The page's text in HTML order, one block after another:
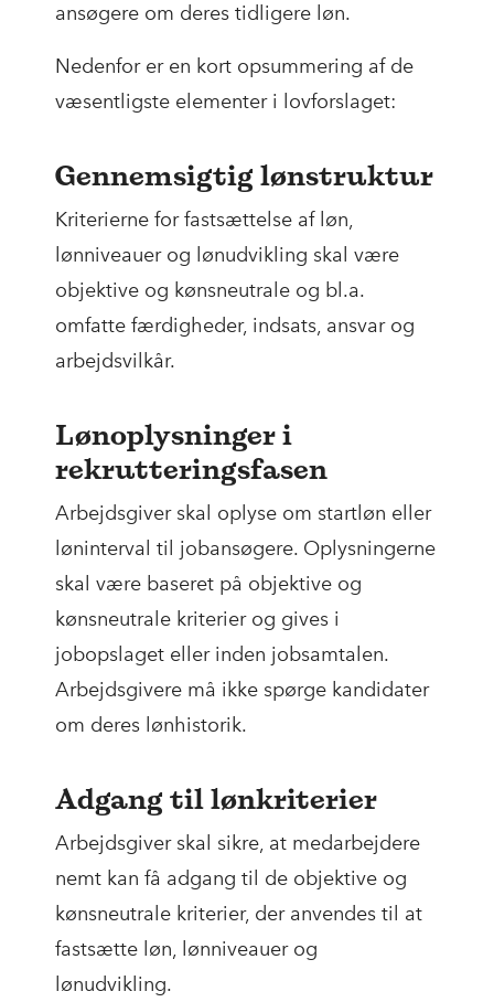
ansøgere om deres tidligere løn.
Nedenfor er en kort opsummering af de
væsentligste elementer i lovforslaget:
Gennemsigtig lønstruktur
Kriterierne for fastsættelse af løn,
lønniveauer og lønudvikling skal være
objektive og kønsneutrale og bl.a.
omfatte færdigheder, indsats, ansvar og
arbejdsvilkår.
Lønoplysninger i
rekrutteringsfasen
Arbejdsgiver skal oplyse om startløn eller
løninterval til jobansøgere. Oplysningerne
skal være baseret på objektive og
kønsneutrale kriterier og gives i
jobopslaget eller inden jobsamtalen.
Arbejdsgivere må ikke spørge kandidater
om deres lønhistorik.
Adgang til lønkriterier
Arbejdsgiver skal sikre, at medarbejdere
nemt kan få adgang til de objektive og
kønsneutrale kriterier, der anvendes til at
fastsætte løn, lønniveauer og
lønudvikling.